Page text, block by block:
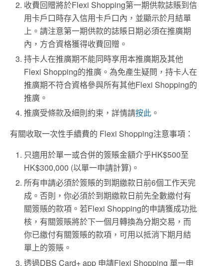
收費回贈將於Flexi Shopping第一期供款誌賬到信
用卡戶口時存入信用卡戶口內，並顯示於月結單
上。請注意第一期供款的誌賬日期必須在推廣期
內，方合資格獲得收費回贈。
持卡人在推廣期不能同時享用本推廣期及其他
Flexi Shopping的推廣。為免產生疑問，持卡人在
推廣期不符合資格參與所有其他Flexi Shopping的
推廣。
推廣受條款及細則約束，詳情請按此 。
有關收取一次性手續費的 Flexi Shopping注意事項：
只適用於單一或合併的簽賬金額介乎HK$500至
HK$300,000 (以單一申請計算)。
所有申請必須於簽賬的到期繳款日前6個工作天完
成。否則，你必須於到期繳款日前先全數繳付有
關簽賬的款項。若Flexi Shopping的申請獲成功批
核，有關簽賬將於下一個月轉換為分期交易，而
你已繳付有關簽賬的款項，可用以抵消下期月結
單上的簽賬。
透過DBS Card+ app 申請Flexi Shopping 單一申